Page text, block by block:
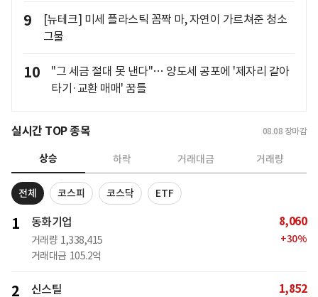
9
[뉴테크] 미세 플라스틱 꼼짝 마, 자연이 가르쳐준 청소
그물
10
"그 세금 절대 못 낸다"… 양도세 공포에 '제자리 갈아
타기·교환 매매' 꿈틀
실시간 TOP 종목 08.08 장마감
상승 하락 거래대금 거래량
전체 코스피 코스닥 ETF
1 동화기업
거래량 1,338,415
거래대금 105.2억
8,060
+30%
2 신스틸 1,852